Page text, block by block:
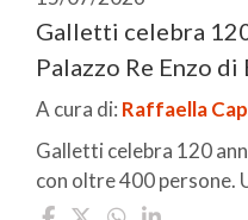
Galletti celebra
Palazzo Re Enzo di
A cura di: Raffaella
Galletti celebra 120
con oltre 400 persone.